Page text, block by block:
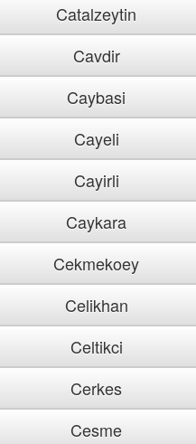
Catalzeytin
Cavdir
Caybasi
Cayeli
Cayirli
Caykara
Cekmekoey
Celikhan
Celtikci
Cerkes
Cesme